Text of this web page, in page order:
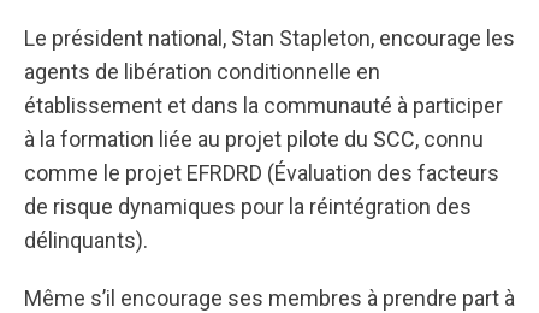
Le président national, Stan Stapleton, encourage les
agents de libération conditionnelle en
établissement et dans la communauté à participer
à la formation liée au projet pilote du SCC, connu
comme le projet EFRDRD (Évaluation des facteurs
de risque dynamiques pour la réintégration des
délinquants).
Même s’il encourage ses membres à prendre part à